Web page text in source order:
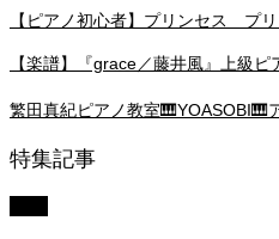
【ピアノ初心者】プリンセス プ
【楽譜】『grace／藤井風』上級ピ
繁田真紀ピアノ教室🎹YOASOBI🎹
特集記事